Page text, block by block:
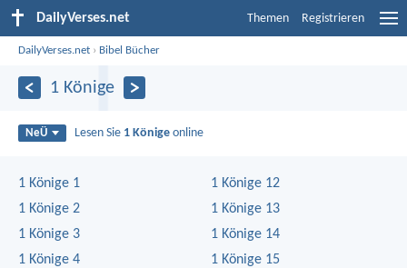
DailyVerses.net Themen Registrieren
DailyVerses.net › Bibel Bücher
1 Könige
NeÜ Lesen Sie 1 Könige online
1 Könige 1
1 Könige 2
1 Könige 3
1 Könige 4
1 Könige 12
1 Könige 13
1 Könige 14
1 Könige 15